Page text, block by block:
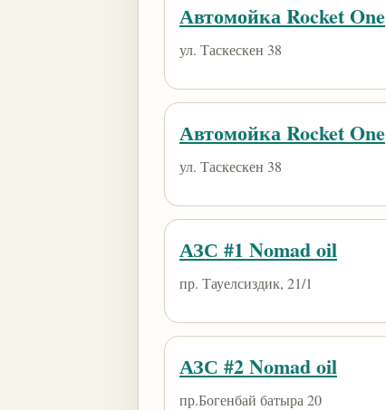
Автомойка Rocket One
ул. Таскескен 38
Автомойка Rocket One
ул. Таскескен 38
АЗС #1 Nomad oil
пр. Тауелсиздик, 21/1
АЗС #2 Nomad oil
пр.Богенбай батыра 20